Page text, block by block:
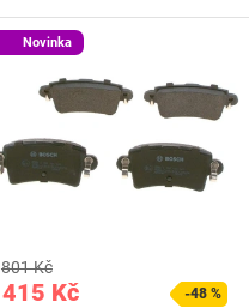
Novinka
415 Kč
801 Kč
-48 %